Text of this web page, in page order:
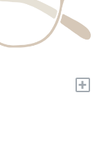
+